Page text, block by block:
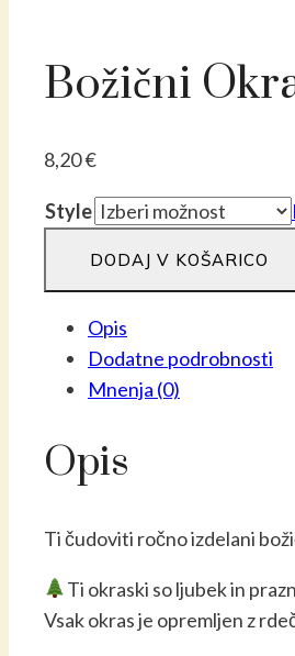
Božični
8,20€
Style
okrasi
smole,
pentljo
snežinko
količina
DODAJ V KOŠARICO
Opis
Dodatne podrobnosti
Mnenja (0)
Opis
Ti čudoviti ročno izdelani
Ti okraski so ljubek in
Vsak okras je opremljen z